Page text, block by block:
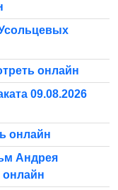
онлайн
09.08.2026
онлайн
Андрея
онлайн